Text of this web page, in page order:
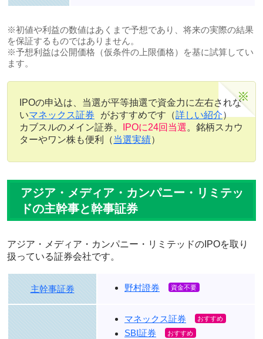
※初値や利益の数値はあくまで予想であり、将来の実際の結果
を保証するものではありません。
※予想利益は公開価格（仮条件の上限価格）を基に試算してい
ます。
IPOの申込は、当選が平等抽選で資金力に左右されな
いマネックス証券 がおすすめです（詳しい紹介）
カブスルのメイン証券。
IPOに24回当選。銘柄スカウ
ターやワン株も便利（当選実績）
アジア・メディア・カンパニー・リミテッ
ドの主幹事と幹事証券
アジア・メディア・カンパニー・リミテッドのIPOを取り
扱っている証券会社です。
主幹事証券 野村證券
マネックス証券
SBI証券